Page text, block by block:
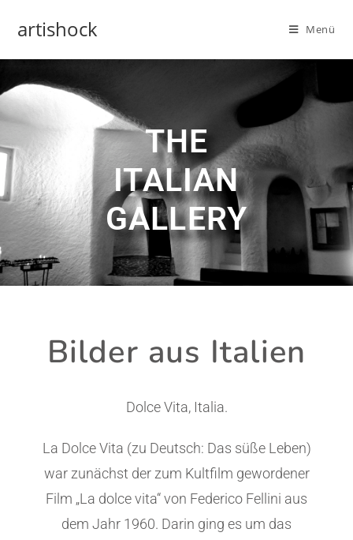
artishock Menü
THE
ITALIAN
GALLERY
Bilder aus Italien
Dolce Vita, Italia.
La Dolce Vita (zu Deutsch: Das süße Leben)
war zunächst der zum Kultfilm gewordener
Film „La dolce vita“ von Federico Fellini aus
dem Jahr 1960. Darin ging es um das